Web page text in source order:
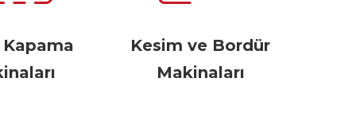
Kesim ve Bordür
Makinaları